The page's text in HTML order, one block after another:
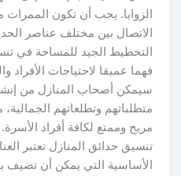
الزوايا. يجب أن تكون الممرات
الاتصال بين مختلف عناصر
التخطيط الجيد للمساحة في
فهما عميقا لاحتياجات
سيمكن أصحاب المنازل من
متطلباتهم وتطلعاتهم
مريح وممتع لكافة أفراد
تنسيق حدائق المنازل تعتبر
الأساسية التي يمكن أن تضيف